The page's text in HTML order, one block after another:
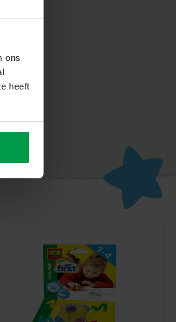
ons
heeft
de strengste Europese
plezier en is erop gericht dat
beginnende kunstenaars, met
Kijk hoe hun zelfvertrouwen
koesteren en te delen!